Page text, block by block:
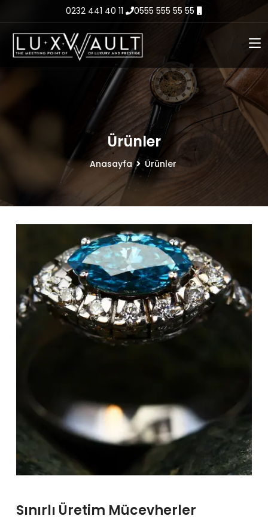
0232 441 40 11 0555 555 55 55
Ürünler
Anasayfa Ürünler
Sınırlı Üretim Mücevherler